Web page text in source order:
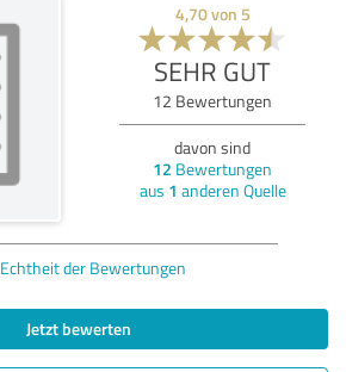
4,70von 5
SEHR GUT
12 Bewertungen
davon sind
12 Bewertungen
aus 1 anderen Quelle
der Bewertungen
Jetzt bewerten